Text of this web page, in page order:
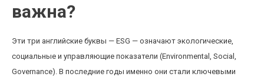
важна?
Эти три английские буквы — ESG — означают экологические,
социальные и управляющие показатели (Environmental, Social,
Governance). В последние годы именно они стали ключевыми